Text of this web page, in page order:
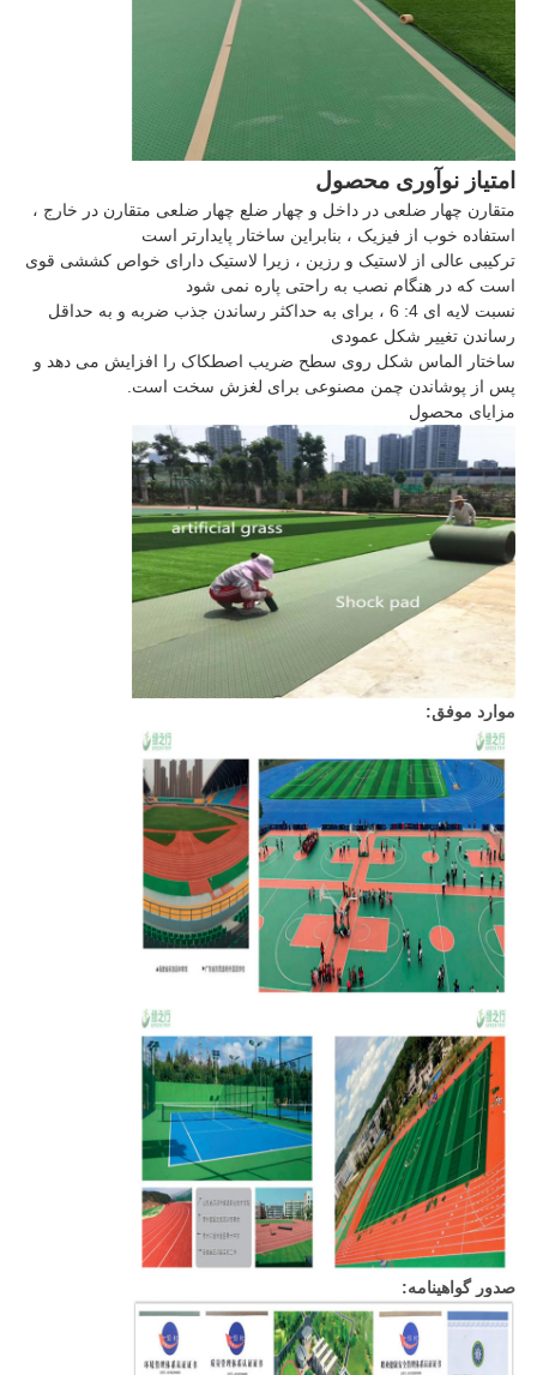
امتیاز نوآوری محصول
متقارن چهار ضلعی در داخل و چهار ضلع چهار ضلعی متقارن در خارج ،
استفاده خوب از فیزیک ، بنابراین ساختار پایدارتر است
ترکیبی عالی از لاستیک و رزین ، زیرا لاستیک دارای خواص کششی قوی
است که در هنگام نصب به راحتی پاره نمی شود
نسبت لایه ای 4: 6 ، برای به حداکثر رساندن جذب ضربه و به حداقل
رساندن تغییر شکل عمودی
ساختار الماس شکل روی سطح ضریب اصطکاک را افزایش می دهد و
پس از پوشاندن چمن مصنوعی برای لغزش سخت است.
مزایای محصول
موارد موفق:
صدور گواهینامه: